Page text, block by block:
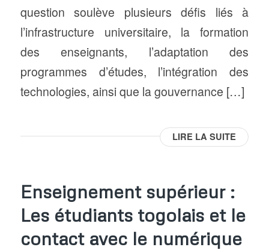
question soulève plusieurs défis liés à
l’infrastructure universitaire, la formation
des enseignants, l’adaptation des
programmes d’études, l’intégration des
technologies, ainsi que la gouvernance […]
LIRE LA SUITE
Enseignement supérieur :
Les étudiants togolais et le
contact avec le numérique